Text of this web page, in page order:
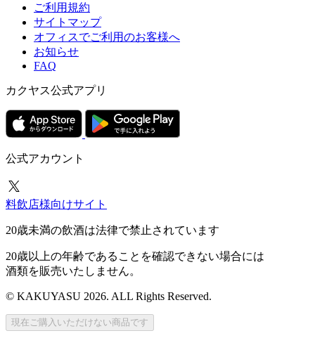
ご利用規約
サイトマップ
オフィスでご利用のお客様へ
お知らせ
FAQ
カクヤス公式アプリ
公式アカウント
料飲店様向けサイト
20歳未満の飲酒は法律で禁止されています
20歳以上の年齢であることを確認できない場合には
酒類を販売いたしません。
© KAKUYASU 2026. ALL Rights Reserved.
現在ご購入いただけない商品です